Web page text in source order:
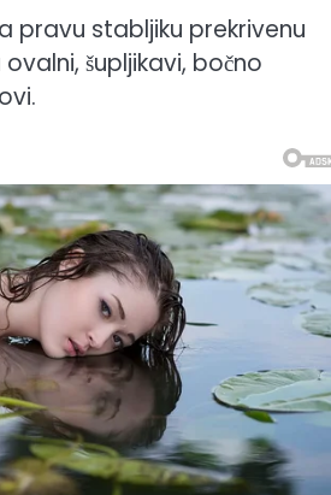
pravu stabljiku prekrivenu
šupljikavi, bočno